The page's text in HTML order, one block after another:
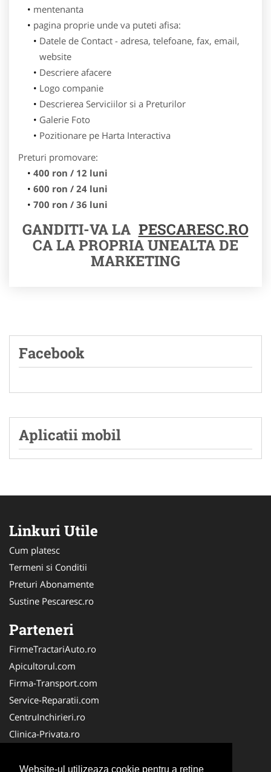
Website-ul utilizeaza cookie pentru a reţine
mentenanta
pagina proprie unde va puteti afisa:
Datele de Contact - adresa, telefoane, fax, email,
website
Descriere afacere
Logo companie
Descrierea Serviciilor si a Preturilor
Galerie Foto
Pozitionare pe Harta Interactiva
Preturi promovare:
400 ron / 12 luni
600 ron / 24 luni
700 ron / 36 luni
GANDITI-VA LA PESCARESC.RO
CA LA PROPRIA UNEALTA DE
MARKETING
Facebook
Aplicatii mobil
Linkuri Utile
Cum platesc
Termeni si Conditii
Preturi Abonamente
Sustine Pescaresc.ro
Parteneri
FirmeTractariAuto.ro
Apicultorul.com
Firma-Transport.com
Service-Reparatii.com
CentruInchirieri.ro
Clinica-Privata.ro
Servicii-DDD.com